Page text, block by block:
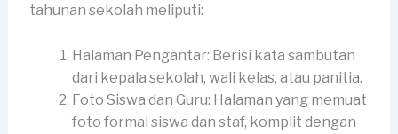
tahunan sekolah meliputi:
Halaman Pengantar: Berisi kata sambutan
dari kepala sekolah, wali kelas, atau panitia.
Foto Siswa dan Guru: Halaman yang memuat
foto formal siswa dan staf, komplit dengan